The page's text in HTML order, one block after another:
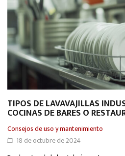
TIPOS DE LAVAVAJILLAS
COCINAS DE BARES O
Consejos de uso y mantenimiento
18 de octubre de 2024